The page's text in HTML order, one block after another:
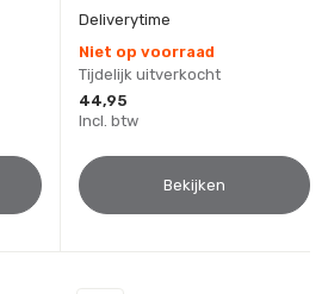
Deliverytime
Niet op voorraad
Tijdelijk uitverkocht
44,95
Incl. btw
Bekijken